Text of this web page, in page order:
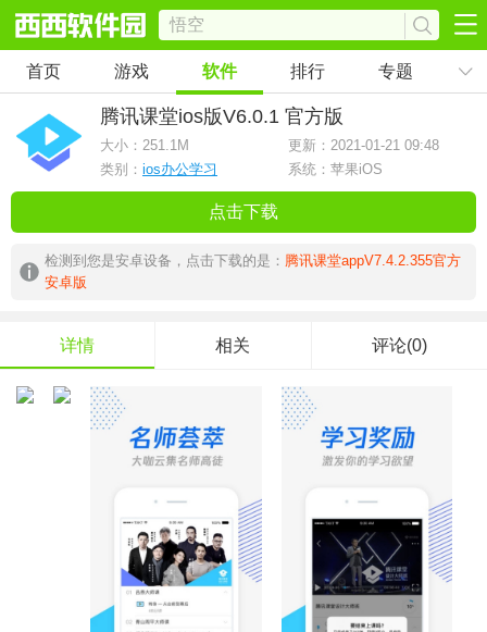
首页 游戏 软件 排行 专题
腾讯课堂ios版V6.0.1 官方版
大小： 251.1M
更新：2021-01-21 09:48
类别： ios办公学习 系统：苹果iOS
点击下载
检测到您是安卓设备，点击下载的是： 腾讯课堂appV7.4.2.355官方
安卓版
详情 相关 评论(0)